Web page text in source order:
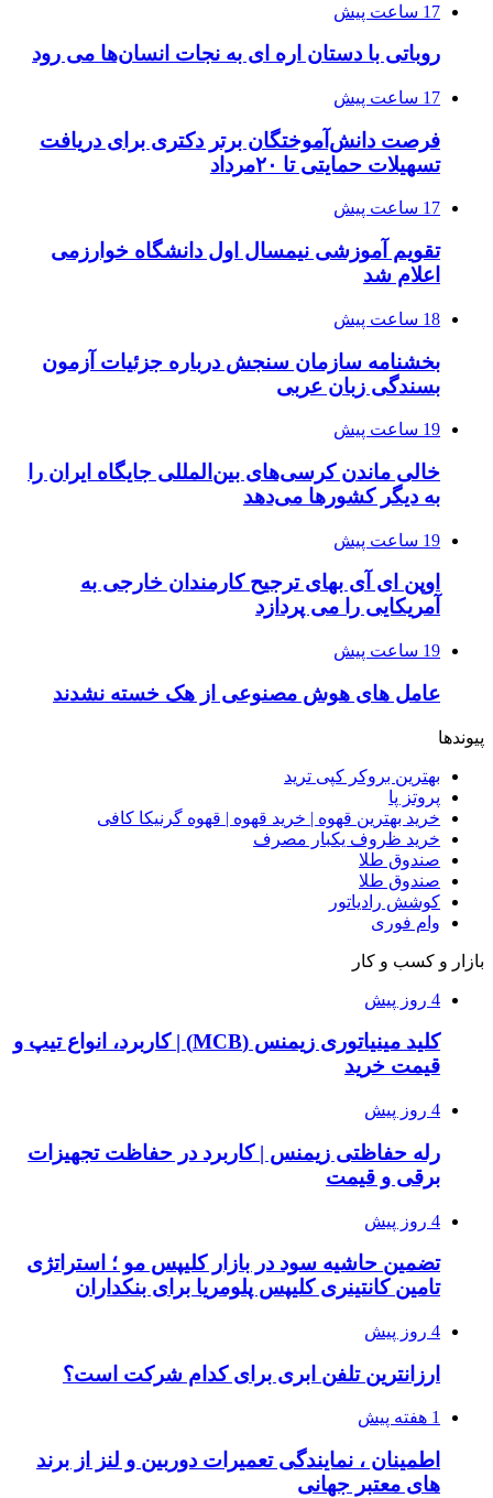
17 ساعت پیش
روباتی با دستان اره ای به نجات انسان‌ها می رود
17 ساعت پیش
فرصت دانش‌آموختگان برتر دکتری‌ برای دریافت
تسهیلات حمایتی تا ۲۰مرداد
17 ساعت پیش
تقویم آموزشی نیمسال اول دانشگاه خوارزمی
اعلام شد
18 ساعت پیش
بخشنامه سازمان سنجش درباره جزئیات آزمون
بسندگی زبان عربی
19 ساعت پیش
خالی ماندن کرسی‌های بین‌المللی جایگاه ایران را
به دیگر کشورها می‌دهد
19 ساعت پیش
اوپن ای آی بهای ترجیح کارمندان خارجی به
آمریکایی را می پردازد
19 ساعت پیش
عامل های هوش مصنوعی از هک خسته نشدند
پیوندها
بهترین بروکر کپی ترید
پروتز پا
خرید بهترین قهوه | خرید قهوه | قهوه گرنیکا کافی
خرید ظروف یکبار مصرف
صندوق طلا
صندوق طلا
کوشش رادیاتور
وام فوری
بازار و کسب و کار
4 روز پیش
کلید مینیاتوری زیمنس (MCB) | کاربرد، انواع تیپ و
قیمت خرید
4 روز پیش
رله حفاظتی زیمنس | کاربرد در حفاظت تجهیزات
برقی و قیمت
4 روز پیش
تضمین حاشیه سود در بازار کلیپس مو ؛ استراتژی
تامین کانتینری کلیپس پلومریا برای بنکداران
4 روز پیش
ارزانترین تلفن ابری برای کدام شرکت است؟
1 هفته پیش
اطمینان ، نمایندگی تعمیرات دوربین و لنز از برند
های معتبر جهانی